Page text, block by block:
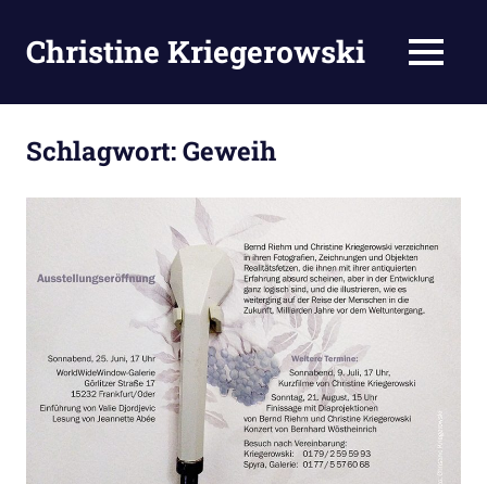
Inhalt
springen
Christine Kriegerowski MENÜ
Schlagwort:Geweih